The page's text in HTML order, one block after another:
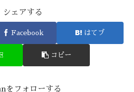
シェアする
Facebook はてブ
コピー
をフォローする